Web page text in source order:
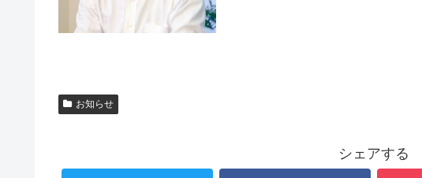
お知らせ
シェアする